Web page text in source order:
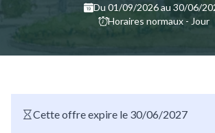
Du 01/09/2026 au 30/06/
Horaires normaux - Jour
Cette offre expire le 30/06/2027